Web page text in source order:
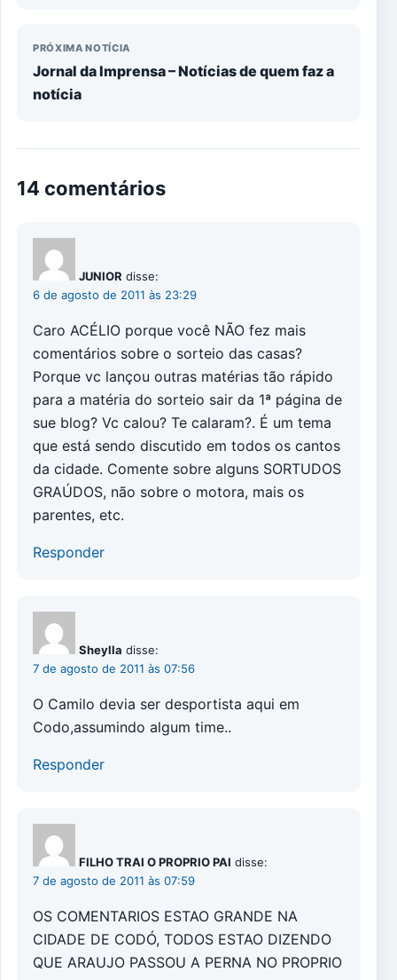
PRÓXIMA NOTÍCIA
Jornal da Imprensa – Notícias de quem faz a
notícia
14 comentários
JUNIOR disse:
6 de agosto de 2011 às 23:29
Caro ACÉLIO porque você NÃO fez mais
comentários sobre o sorteio das casas?
Porque vc lançou outras matérias tão rápido
para a matéria do sorteio sair da 1ª página de
sue blog? Vc calou? Te calaram?. É um tema
que está sendo discutido em todos os cantos
da cidade. Comente sobre alguns SORTUDOS
GRAÚDOS, não sobre o motora, mais os
parentes, etc.
Responder
Sheylla disse:
7 de agosto de 2011 às 07:56
O Camilo devia ser desportista aqui em
Codo,assumindo algum time..
Responder
FILHO TRAI O PROPRIO PAI disse:
7 de agosto de 2011 às 07:59
OS COMENTARIOS ESTAO GRANDE NA
CIDADE DE CODÓ, TODOS ESTAO DIZENDO
QUE ARAUJO PASSOU A PERNA NO PROPRIO